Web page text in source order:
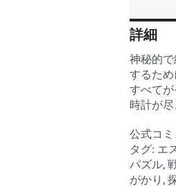
詳細
神秘的
するた
すべてが
時計が
公式コ
タグ: エ
パズル,
がかり,